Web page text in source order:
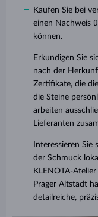
Kaufen Sie bei
einen Nachweis
können.
Erkundigen Sie
nach der
Zertifikate, die
die Steine
arbeiten
Lieferanten
Interessieren
der Schmuck
KLENOTA-
Prager Altstadt
detailreiche,